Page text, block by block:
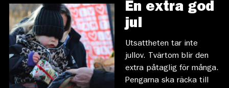
En extra god
jul
Utsattheten tar inte
jullov. Tvärtom blir den
extra påtaglig för många.
Pengarna ska räcka till